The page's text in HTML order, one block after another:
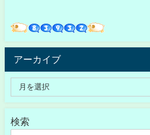
アーカイブ
検索